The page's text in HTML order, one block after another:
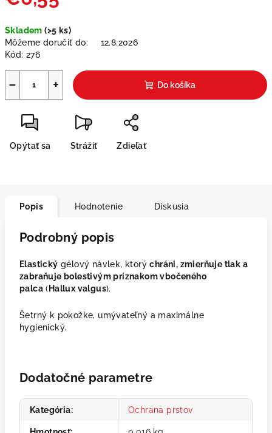
cena:
Skladem(>5 ks)
Môžeme doručiť do:
12.8.2026
Kód: 276
+
− Do košíka
Opýtať sa Strážiť Zdieľať
Popis Hodnotenie Diskusia
Podrobný popis
Elastický gélový návlek, ktorýchráni, zmierňuje tlak a
zabraňuje bolestivým príznakom vbočeného
palca ( Hallux valgus).
Šetrný k pokožke, umývateľný a maximálne
hygienický.
Dodatočné parametre
Kategória: Ochrana prstov